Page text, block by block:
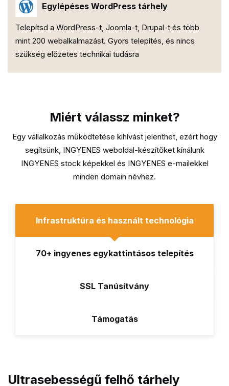
Egylépéses WordPress tárhely
Telepítsd a WordPress-t, Joomla-t, Drupal-t és több
mint 200 webalkalmazást. Gyors telepítés, és nincs
szükség előzetes technikai tudásra
Miért válassz minket?
Egy vállalkozás működtetése kihívást jelenthet, ezért hogy
segítsünk, INGYENES weboldal-készítőket kínálunk
INGYENES stock képekkel és INGYENES e-mailekkel
minden domain névhez.
Infrastruktúra és használt technológia
70+ ingyenes egykattintásos telepítés
SSL Tanúsítvány
Támogatás
Ultrasebességű felhő tárhely